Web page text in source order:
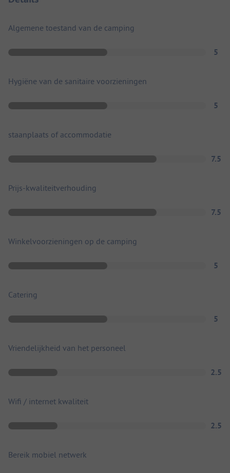
Algemene toestand van de camping
5
Hygiëne van de sanitaire voorzieningen
5
staanplaats of accommodatie
7.5
Prijs-kwaliteitverhouding
7.5
Winkelvoorzieningen op de camping
5
Catering
5
Vriendelijkheid van het personeel
2.5
Wifi / internet kwaliteit
2.5
Bereik mobiel netwerk